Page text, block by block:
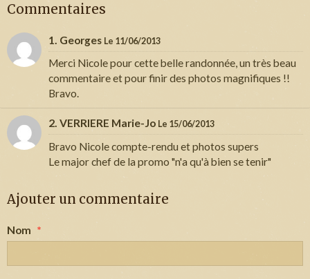
Commentaires
1. Georges Le 11/06/2013
Merci Nicole pour cette belle randonnée, un très beau
commentaire et pour finir des photos magnifiques !!
Bravo.
2. VERRIERE Marie-Jo Le 15/06/2013
Bravo Nicole compte-rendu et photos supers
Le major chef de la promo "n'a qu'à bien se tenir"
Ajouter un commentaire
Nom